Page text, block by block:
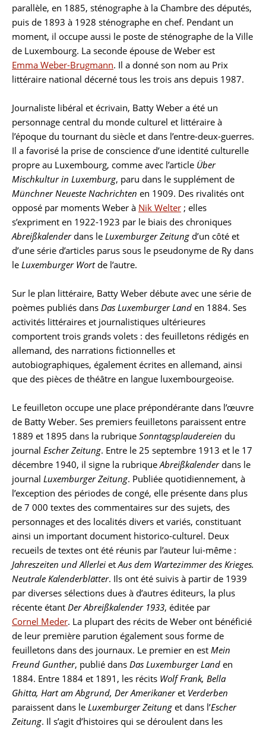
parallèle, en 1885, sténographe à la Chambre des députés,
puis de 1893 à 1928 sténographe en chef. Pendant un
moment, il occupe aussi le poste de sténographe de la Ville
de Luxembourg. La seconde épouse de Weber est
Emma Weber-Brugmann. Il a donné son nom au Prix
littéraire national décerné tous les trois ans depuis 1987.
Journaliste libéral et écrivain, Batty Weber a été un
personnage central du monde culturel et littéraire à
l’époque du tournant du siècle et dans l’entre-deux-guerres.
Il a favorisé la prise de conscience d’une identité culturelle
propre au Luxembourg, comme avec l’article Über
Mischkultur in Luxemburg, paru dans le supplément de
Münchner Neueste Nachrichten en 1909. Des rivalités ont
opposé par moments Weber à Nik Welter ; elles
s’expriment en 1922-1923 par le biais des chroniques
Abreißkalenderdans le Luxemburger Zeitung d’un côté et
d’une série d’articles parus sous le pseudonyme de Ry dans
le Luxemburger Wortde l’autre.
Sur le plan littéraire, Batty Weber débute avec une série de
poèmes publiés dans Das Luxemburger Land en 1884. Ses
activités littéraires et journalistiques ultérieures
comportent trois grands volets : des feuilletons rédigés en
allemand, des narrations fictionnelles et
autobiographiques, également écrites en allemand, ainsi
que des pièces de théâtre en langue luxembourgeoise.
Le feuilleton occupe une place prépondérante dans l’œuvre
de Batty Weber. Ses premiers feuilletons paraissent entre
1889 et 1895 dans la rubrique Sonntagsplaudereien du
journal Escher Zeitung. Entre le 25 septembre 1913 et le 17
décembre 1940, il signe la rubriqueAbreißkalenderdans le
journal Luxemburger Zeitung. Publiée quotidiennement, à
l’exception des périodes de congé, elle présente dans plus
de 7 000 textes des commentaires sur des sujets, des
personnages et des localités divers et variés, constituant
ainsi un important document historico-culturel. Deux
recueils de textes ont été réunis par l’auteur lui-même :
Jahreszeiten und Allerlei etAus dem Wartezimmer des Krieges.
Neutrale Kalenderblätter. Ils ont été suivis à partir de 1939
par diverses sélections dues à d’autres éditeurs, la plus
récente étant Der Abreißkalender 1933, éditée par
Cornel Meder. La plupart des récits de Weber ont bénéficié
de leur première parution également sous forme de
feuilletons dans des journaux. Le premier en est Mein
Freund Gunther, publié dans Das Luxemburger Land en
1884. Entre 1884 et 1891, les récits Wolf Frank, Bella
Ghitta, Hart am Abgrund, Der Amerikaneret Verderben
paraissent dans le Luxemburger Zeitung et dans l’Escher
Zeitung. Il s’agit d’histoires qui se déroulent dans les